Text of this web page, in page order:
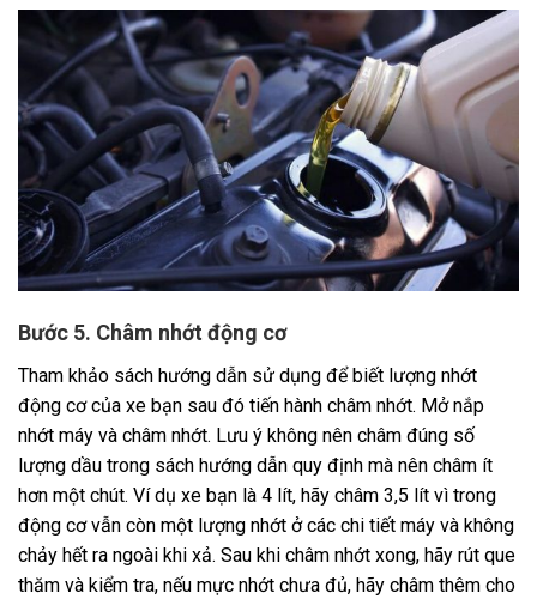
Bước 5. Châm nhớt động cơ
Tham khảo sách hướng dẫn sử dụng để biết lượng nhớt
động cơ của xe bạn sau đó tiến hành châm nhớt. Mở nắp
nhớt máy và châm nhớt. Lưu ý không nên châm đúng số
lượng dầu trong sách hướng dẫn quy định mà nên châm ít
hơn một chút. Ví dụ xe bạn là 4 lít, hãy châm 3,5 lít vì trong
động cơ vẫn còn một lượng nhớt ở các chi tiết máy và không
chảy hết ra ngoài khi xả. Sau khi châm nhớt xong, hãy rút que
thăm và kiểm tra, nếu mực nhớt chưa đủ, hãy châm thêm cho